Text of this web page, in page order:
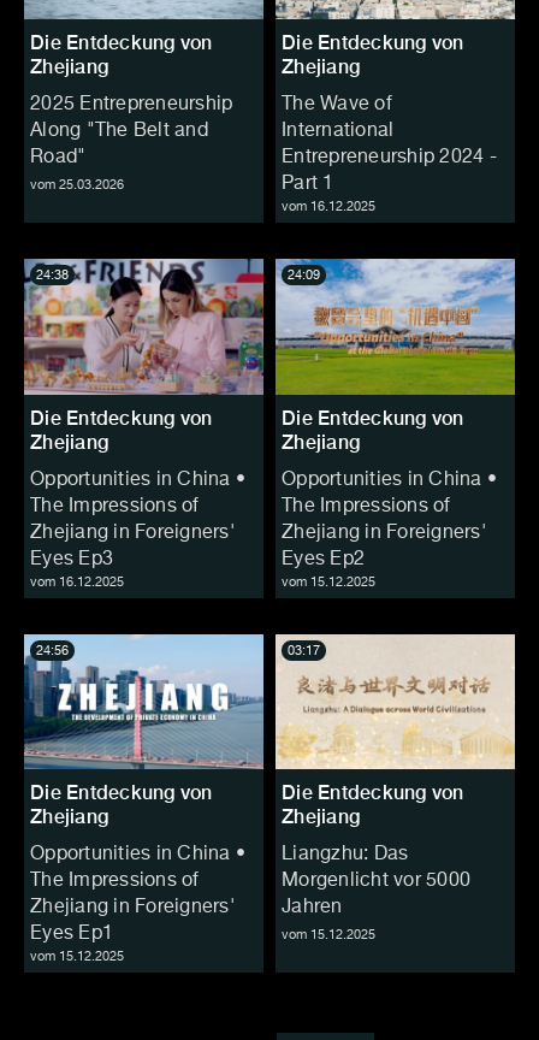
Die Entdeckung von
Zhejiang
2025 Entrepreneurship
Along "The Belt and
Road"
vom 25.03.2026
Die Entdeckung von
Zhejiang
The Wave of
International
Entrepreneurship 2024 -
Part 1
vom 16.12.2025
Die Entdeckung von
Zhejiang
Opportunities in China •
The Impressions of
Zhejiang in Foreigners'
Eyes Ep3
vom 16.12.2025
24:38
Die Entdeckung von
Zhejiang
Opportunities in China •
The Impressions of
Zhejiang in Foreigners'
Eyes Ep2
vom 15.12.2025
24:09
Die Entdeckung von
Zhejiang
Opportunities in China •
The Impressions of
Zhejiang in Foreigners'
Eyes Ep1
vom 15.12.2025
24:56
Die Entdeckung von
Zhejiang
Liangzhu: Das
Morgenlicht vor 5000
Jahren
vom 15.12.2025
03:17